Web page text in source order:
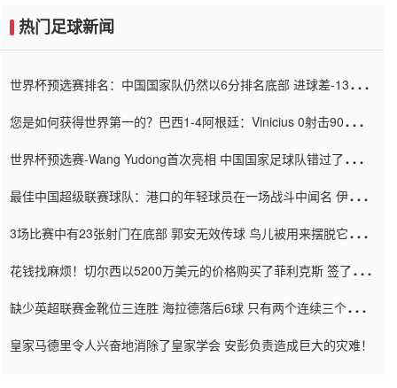
热门足球新闻
世界杯预选赛排名：中国国家队仍然以6分排名底部 进球差-13令人
您是如何获得世界第一的？巴西1-4阿根廷：Vinicius 0射击90分钟
世界杯预选赛-Wang Yudong首次亮相 中国国家足球队错过了世界
最佳中国超级联赛球队：港口的年轻球员在一场战斗中闻名 伊万放
3场比赛中有23张射门在底部 郭安无效传球 鸟儿被用来摆脱它
花钱找麻烦！切尔西以5200万美元的价格购买了菲利克斯 签了7年
缺少英超联赛金靴位三连胜 海拉德落后6球 只有两个连续三个连续
皇家马德里令人兴奋地消除了皇家学会 安彭负责造成巨大的灾难！